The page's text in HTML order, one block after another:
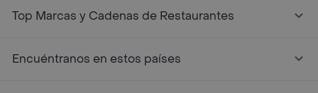
Top Marcas y Cadenas de Restaurantes
Encuéntranos en estos países